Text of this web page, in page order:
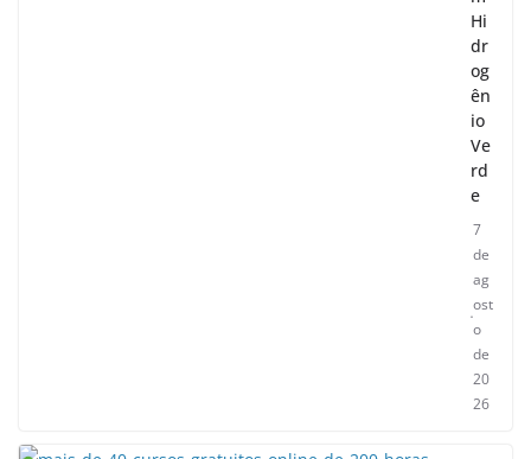
Hi
dr
og
ên
io
Ve
rd
e
7
de
ag
ost
o
de
20
26